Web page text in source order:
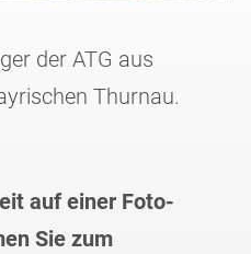
der ATG aus
Thurnau.
auf einer Foto-
Sie zum